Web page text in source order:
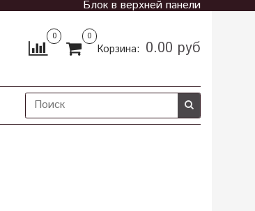
Блок в верхней панели
0 0
Корзина: 0.00 руб